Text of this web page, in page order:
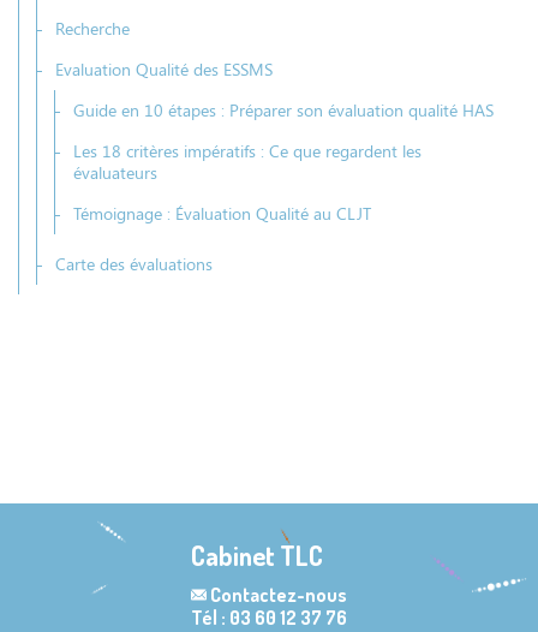
Recherche
Evaluation Qualité des ESSMS
Guide en 10 étapes : Préparer son évaluation qualité HAS
Les 18 critères impératifs : Ce que regardent les
évaluateurs
Témoignage : Évaluation Qualité au CLJT
Carte des évaluations
Cabinet TLC
Contactez-nous
Tél : 03 60 12 37 76